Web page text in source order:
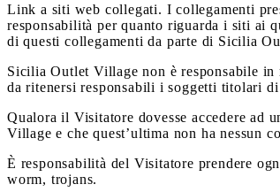
Link a siti web collegati. I collegamenti
responsabilità per quanto riguarda i siti ai
di questi collegamenti da parte di Sicilia
Sicilia Outlet Village non è responsabile
da ritenersi responsabili i soggetti titolari
Qualora il Visitatore dovesse accedere ad
Village e che quest’ultima non ha nessun
È responsabilità del Visitatore prendere
worm, trojans.